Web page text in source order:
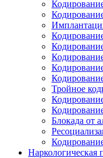
Тройное
Блокада от
Наркологическая